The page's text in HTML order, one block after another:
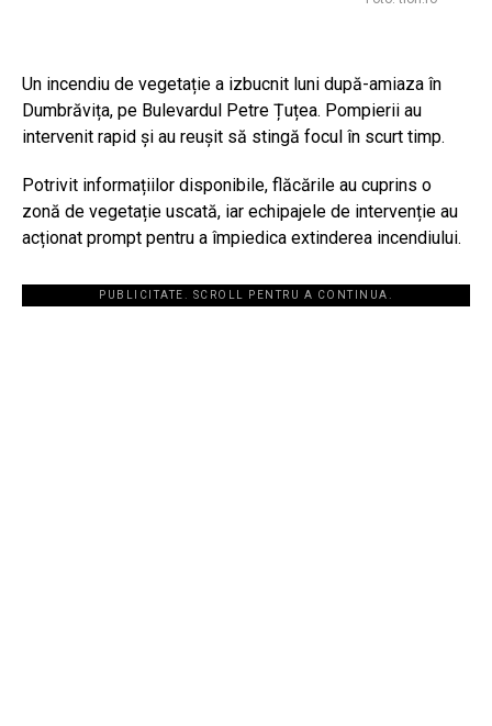
Un incendiu de vegetație a izbucnit luni după-amiaza în
Dumbrăvița, pe Bulevardul Petre Țuțea. Pompierii au
intervenit rapid și au reușit să stingă focul în scurt timp.
Potrivit informațiilor disponibile, flăcările au cuprins o
zonă de vegetație uscată, iar echipajele de intervenție au
acționat prompt pentru a împiedica extinderea incendiului.
PUBLICITATE. SCROLL PENTRU A CONTINUA.